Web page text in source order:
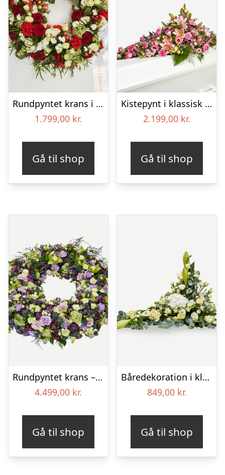
Rundpyntet krans i klassisk stil med bånd
1.799,00 kr.
Gå til shop
Kistepynt i klassisk stil – pink
2.199,00 kr.
Gå til shop
Rundpyntet krans – Et eksklusivt farvel
4.499,00 kr.
Gå til shop
Båredekoration i klassisk stil – creme
849,00 kr.
Gå til shop